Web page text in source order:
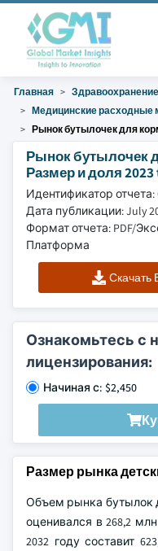
Главная Здравоохранение
Медицинские расходные
Рынок бутылочек для
Рынок бутылочек
Размер и доля 2023
Идентификатор отчета:
Дата публикации: July
Формат отчета: PDF/
Платформа
Скачать
Ознакомьтесь с
лицензирования:
Начиная с: $2,450
Размер рынка
Объем рынка бутылок
оценивался в 268,2
2032 году составит